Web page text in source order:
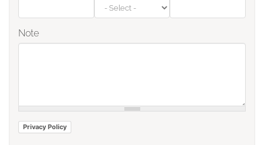
Note
Privacy Policy